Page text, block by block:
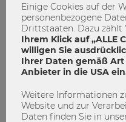
Wir möchten Dir
Einige Cookies auf der
personenbezogene
Drittstaaten. Dazu zählt
Ihrem Klick auf „ALLE
willigen Sie
Ihrer Daten gemäß Art
Anbieter in die USA
Weitere Informationen
Website und zur
Daten finden Sie in